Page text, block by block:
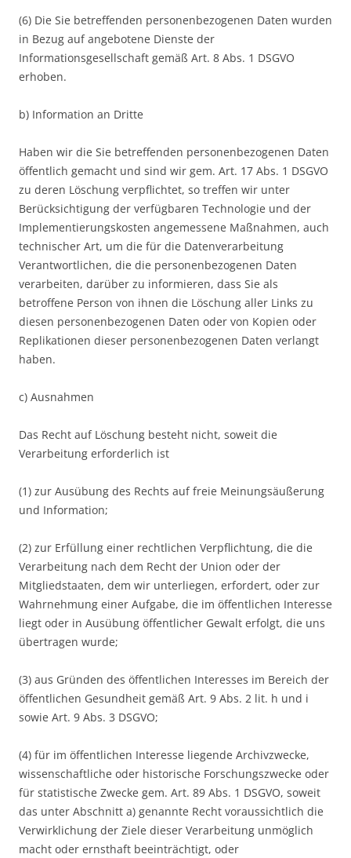
(6) Die Sie betreffenden personenbezogenen Daten wurden
in Bezug auf angebotene Dienste der
Informationsgesellschaft gemäß Art. 8 Abs. 1 DSGVO
erhoben.
b) Information an Dritte
Haben wir die Sie betreffenden personenbezogenen Daten
öffentlich gemacht und sind wir gem. Art. 17 Abs. 1 DSGVO
zu deren Löschung verpflichtet, so treffen wir unter
Berücksichtigung der verfügbaren Technologie und der
Implementierungskosten angemessene Maßnahmen, auch
technischer Art, um die für die Datenverarbeitung
Verantwortlichen, die die personenbezogenen Daten
verarbeiten, darüber zu informieren, dass Sie als
betroffene Person von ihnen die Löschung aller Links zu
diesen personenbezogenen Daten oder von Kopien oder
Replikationen dieser personenbezogenen Daten verlangt
haben.
c) Ausnahmen
Das Recht auf Löschung besteht nicht, soweit die
Verarbeitung erforderlich ist
(1) zur Ausübung des Rechts auf freie Meinungsäußerung
und Information;
(2) zur Erfüllung einer rechtlichen Verpflichtung, die die
Verarbeitung nach dem Recht der Union oder der
Mitgliedstaaten, dem wir unterliegen, erfordert, oder zur
Wahrnehmung einer Aufgabe, die im öffentlichen Interesse
liegt oder in Ausübung öffentlicher Gewalt erfolgt, die uns
übertragen wurde;
(3) aus Gründen des öffentlichen Interesses im Bereich der
öffentlichen Gesundheit gemäß Art. 9 Abs. 2 lit. h und i
sowie Art. 9 Abs. 3 DSGVO;
(4) für im öffentlichen Interesse liegende Archivzwecke,
wissenschaftliche oder historische Forschungszwecke oder
für statistische Zwecke gem. Art. 89 Abs. 1 DSGVO, soweit
das unter Abschnitt a) genannte Recht voraussichtlich die
Verwirklichung der Ziele dieser Verarbeitung unmöglich
macht oder ernsthaft beeinträchtigt, oder